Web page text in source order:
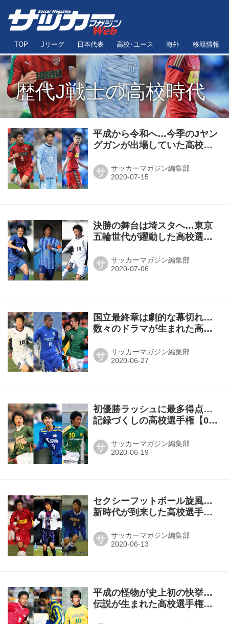
TOP Jリーグ 日本代表 高校･ユース 海外 移籍情報
歴代J戦士の高校時代
平成から令和へ…今季のJヤン
グガンが出場していた高校選
サ サッカーマガジン編集部
決勝の舞台は埼スタへ…東京
五輪世代が躍動した高校選手
サ サッカーマガジン編集部
国立最終章は劇的な幕切れ…
数々のドラマが生まれた高校
サ サッカーマガジン編集部
初優勝ラッシュに最多得点…
記録づくしの高校選手権【08
サ サッカーマガジン編集部
セクシーフットボール旋風…
新時代が到来した高校選手権
サ サッカーマガジン編集部
平成の怪物が史上初の快挙…
伝説が生まれた高校選手権